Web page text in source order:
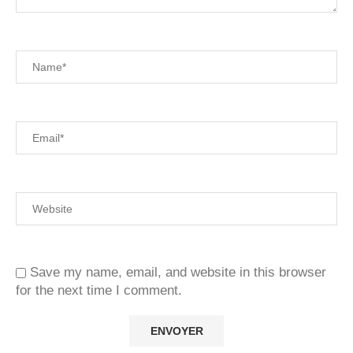
Save my name, email, and website in this browser
for the next time I comment.